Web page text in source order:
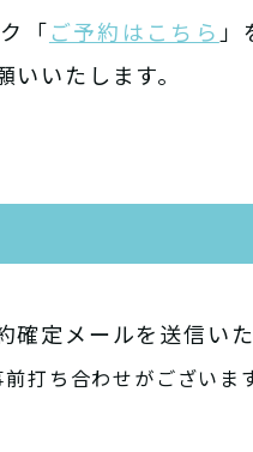
「ご予約はこちら
いたします。
定メールを送信いた
打ち合わせがございます